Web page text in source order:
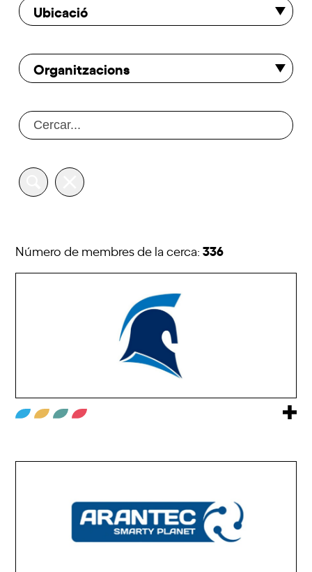
Ubicació
Organitzacions
Número de membres de la cerca:336